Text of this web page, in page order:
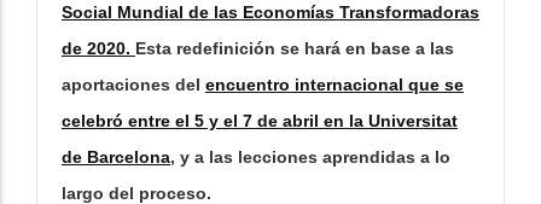
Social Mundial de las Economías Transformadoras
de 2020. Esta redefinición se hará en base a las
aportaciones del encuentro internacional que se
celebró entre el 5 y el 7 de abril en la Universitat
de Barcelona, y a las lecciones aprendidas a lo
largo del proceso.